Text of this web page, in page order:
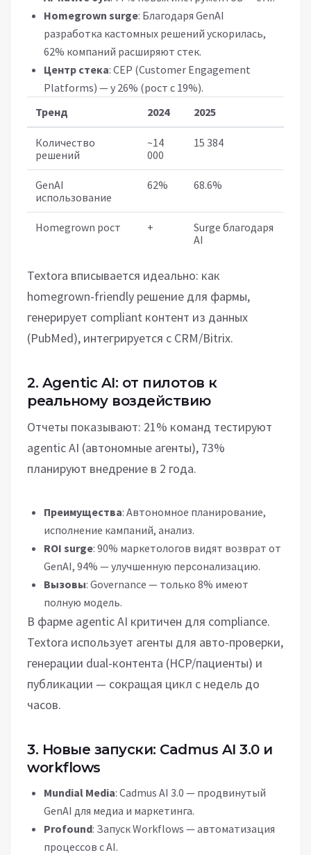
Homegrown surge: Благодаря GenAI
разработка кастомных решений ускорилась,
62% компаний расширяют стек.
Центр стека: CEP (Customer Engagement
Platforms) — у 26% (рост с 19%).
Тренд
2024 2025
Количество
решений
~14
000
15 384
GenAI
использование
62% 68.6%
Homegrown рост +
Surge благодаря
AI
Textora вписывается идеально: как
homegrown-friendly решение для фармы,
генерирует compliant контент из данных
(PubMed), интегрируется с CRM/Bitrix.
2. Agentic AI: от пилотов к
реальному воздействию
Отчеты показывают: 21% команд тестируют
agentic AI (автономные агенты), 73%
планируют внедрение в 2 года.
Преимущества: Автономное планирование,
исполнение кампаний, анализ.
ROI surge: 90% маркетологов видят возврат от
GenAI, 94% — улучшенную персонализацию.
Вызовы: Governance — только 8% имеют
полную модель.
В фарме agentic AI критичен для compliance.
Textora использует агенты для авто-проверки,
генерации dual-контента (HCP/пациенты) и
публикации — сокращая цикл с недель до
часов.
3. Новые запуски: Cadmus AI 3.0 и
workflows
Mundial Media: Cadmus AI 3.0 — продвинутый
GenAI для медиа и маркетинга.
Profound: Запуск Workflows — автоматизация
процессов с AI.